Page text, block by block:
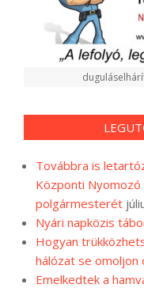
Továbbra is
Központi
polgármesterét
Nyári napközis
Hogyan
hálózat se omoljon
Emelkedtek a